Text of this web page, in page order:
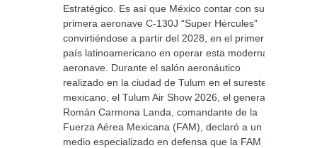
Estratégico. Es así que México contar con su
primera aeronave C-130J “Super Hércules”
convirtiéndose a partir del 2028, en el primer
país latinoamericano en operar esta moderna
aeronave. Durante el salón aeronáutico
realizado en la ciudad de Tulum en el sureste
mexicano, el Tulum Air Show 2026, el general
Román Carmona Landa, comandante de la
Fuerza Aérea Mexicana (FAM), declaró a un
medio especializado en defensa que la FAM ha